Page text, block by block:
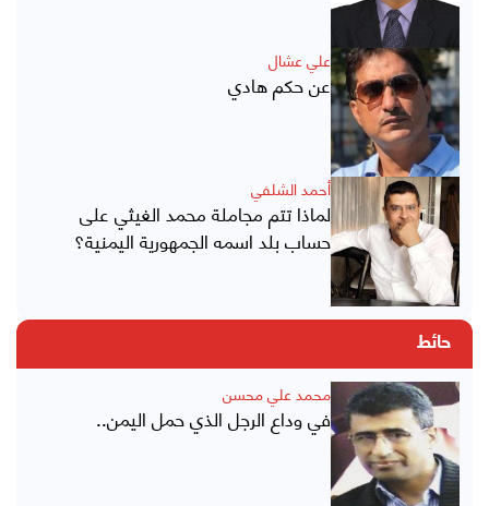
علي عشال
عن حكم هادي
أحمد الشلفي
لماذا تتم مجاملة محمد الغيثي على
حساب بلد اسمه الجمهورية اليمنية؟
حائط
محمد علي محسن
في وداع الرجل الذي حمل اليمن..